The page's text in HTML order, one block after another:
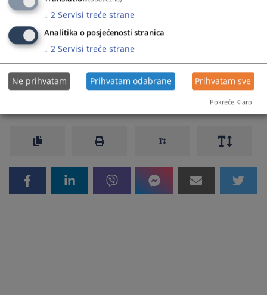
Prateći dokumenti
Izabrani povjerljivi savjetnici
↓ 2 Servisi treće strane
Analitika o posjećenosti stranica
↓ 2 Servisi treće strane
Ne prihvatam Prihvatam odabrane Prihvatam sve
Pokreće Klaro!